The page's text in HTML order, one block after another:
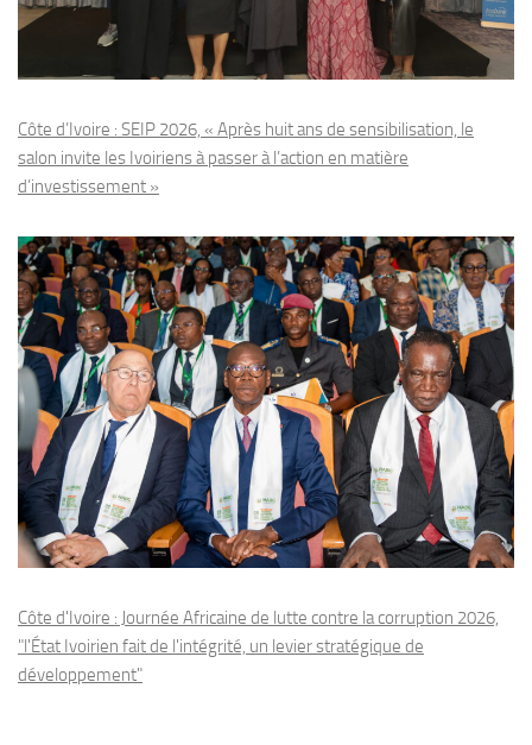
Côte d’Ivoire : SEIP 2026, « Après huit ans de sensibilisation, le
salon invite les Ivoiriens à passer à l’action en matière
d’investissement »
Côte d'Ivoire : Journée Africaine de lutte contre la corruption 2026,
"l'État Ivoirien fait de l'intégrité, un levier stratégique de
développement"